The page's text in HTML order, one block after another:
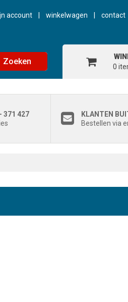
account winkelwagen contact
Zoeken
0
371 427
KLANTEN
Bestellen via